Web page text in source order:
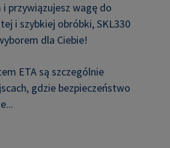
przywiązujesz wagę do
i szybkiej obróbki, SKL330
dla Ciebie!
ETA są szczególnie
gdzie bezpieczeństwo